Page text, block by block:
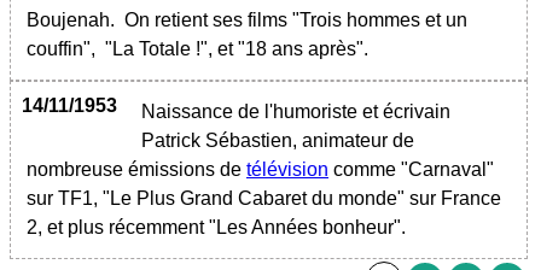
Boujenah. On retient ses films "Trois hommes et un
couffin", "La Totale !", et "18 ans après".
14/11/1953
Naissance de l'humoriste et écrivain
Patrick Sébastien, animateur de
nombreuse émissions de télévision comme "Carnaval"
sur TF1, "Le Plus Grand Cabaret du monde" sur France
2, et plus récemment "Les Années bonheur".